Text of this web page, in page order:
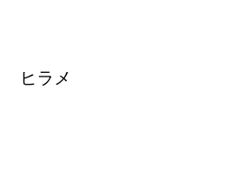
ヒラメ